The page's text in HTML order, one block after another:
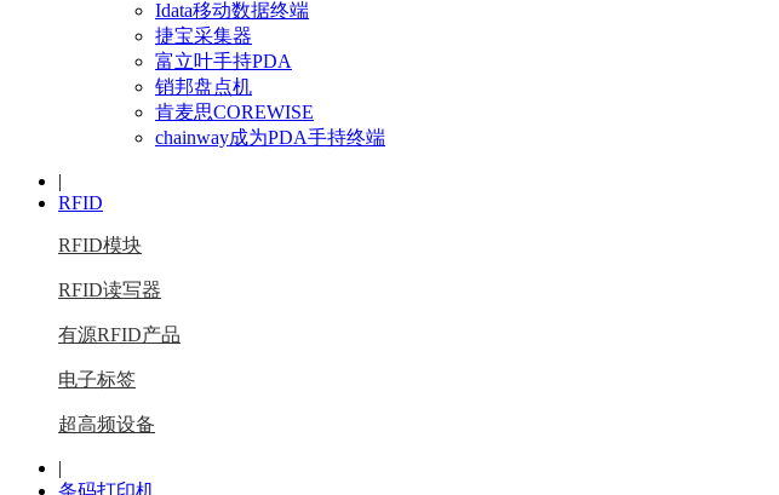
Idata移动数据终端
捷宝采集器
富立叶手持PDA
销邦盘点机
肯麦思COREWISE
chainway成为PDA手持终端
|
RFID
RFID模块
RFID读写器
有源RFID产品
电子标签
超高频设备
|
条码打印机